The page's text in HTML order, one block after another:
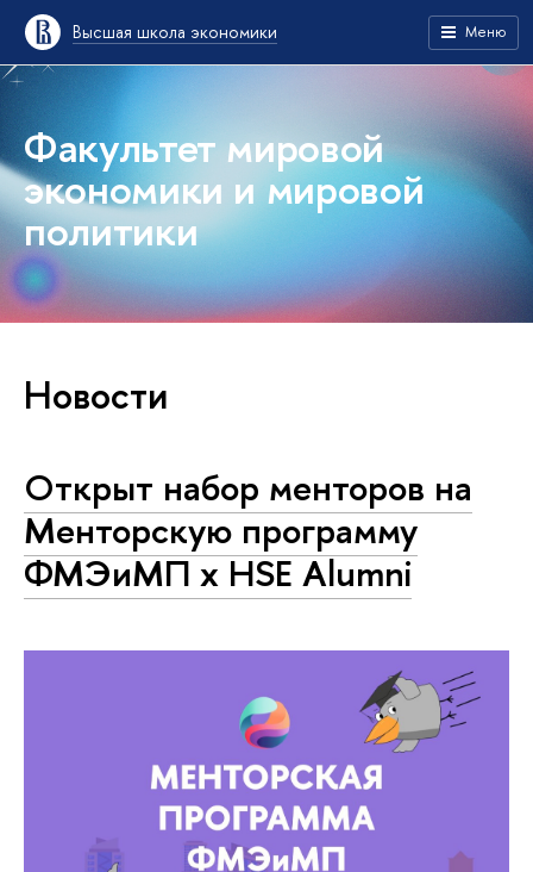
Высшая школа экономики Меню
Факультет мировой
экономики и мировой
политики
Новости
Открыт набор менторов на
Менторскую программу
ФМЭиМП х HSE Alumni